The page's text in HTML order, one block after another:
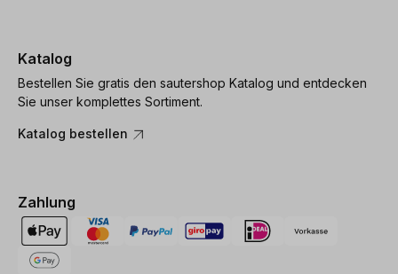
Katalog
Bestellen Sie gratis den sautershop Katalog und entdecken
Sie unser komplettes Sortiment.
Katalog bestellen
Zahlung